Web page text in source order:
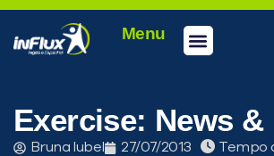
Menu
Exercise: News &
Bruna Iubel 27/07/2013 Tempo